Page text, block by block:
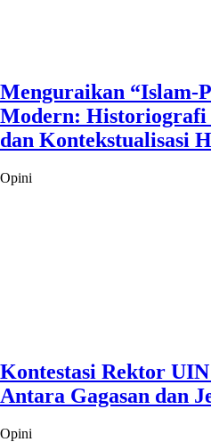
Menguraikan “Islam-
Modern:
dan Kontekstualisasi
Opini
Kontestasi Rektor
Antara Gagasan dan
Opini